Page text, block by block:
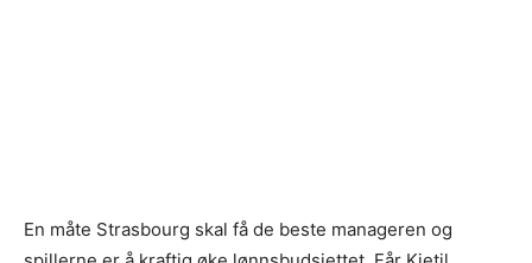
En måte Strasbourg skal få de beste manageren og